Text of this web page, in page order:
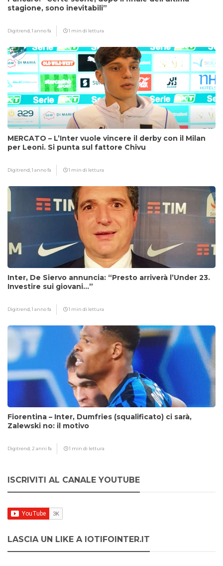
stagione, sono inevitabili”
Digitrend,1 anno fa 1 min di lettura
MERCATO – L’Inter vuole vincere il derby con il Milan
per Leoni. Si punta sul fattore Chivu
Digitrend,1 anno fa 1 min di lettura
Inter, De Siervo annuncia: “Presto arriverà l’Under 23.
Investire sui giovani…”
Digitrend,1 anno fa 1 min di lettura
Fiorentina – Inter, Dumfries (squalificato) ci sarà,
Zalewski no: il motivo
Digitrend, 2 anni fa 1 min di lettura
ISCRIVITI AL CANALE YOUTUBE
LASCIA UN LIKE A IOTIFOINTER.IT